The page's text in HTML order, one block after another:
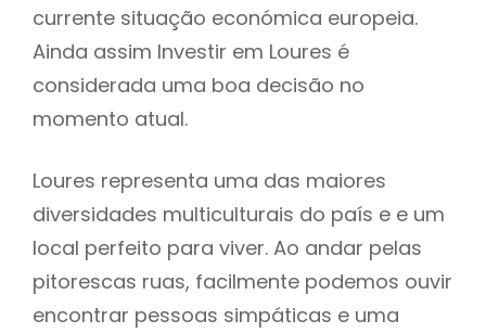
currente situação económica europeia.
Ainda assim Investir em Loures é
considerada uma boa decisão no
momento atual.
Loures representa uma das maiores
diversidades multiculturais do país e e um
local perfeito para viver. Ao andar pelas
pitorescas ruas, facilmente podemos ouvir
encontrar pessoas simpáticas e uma